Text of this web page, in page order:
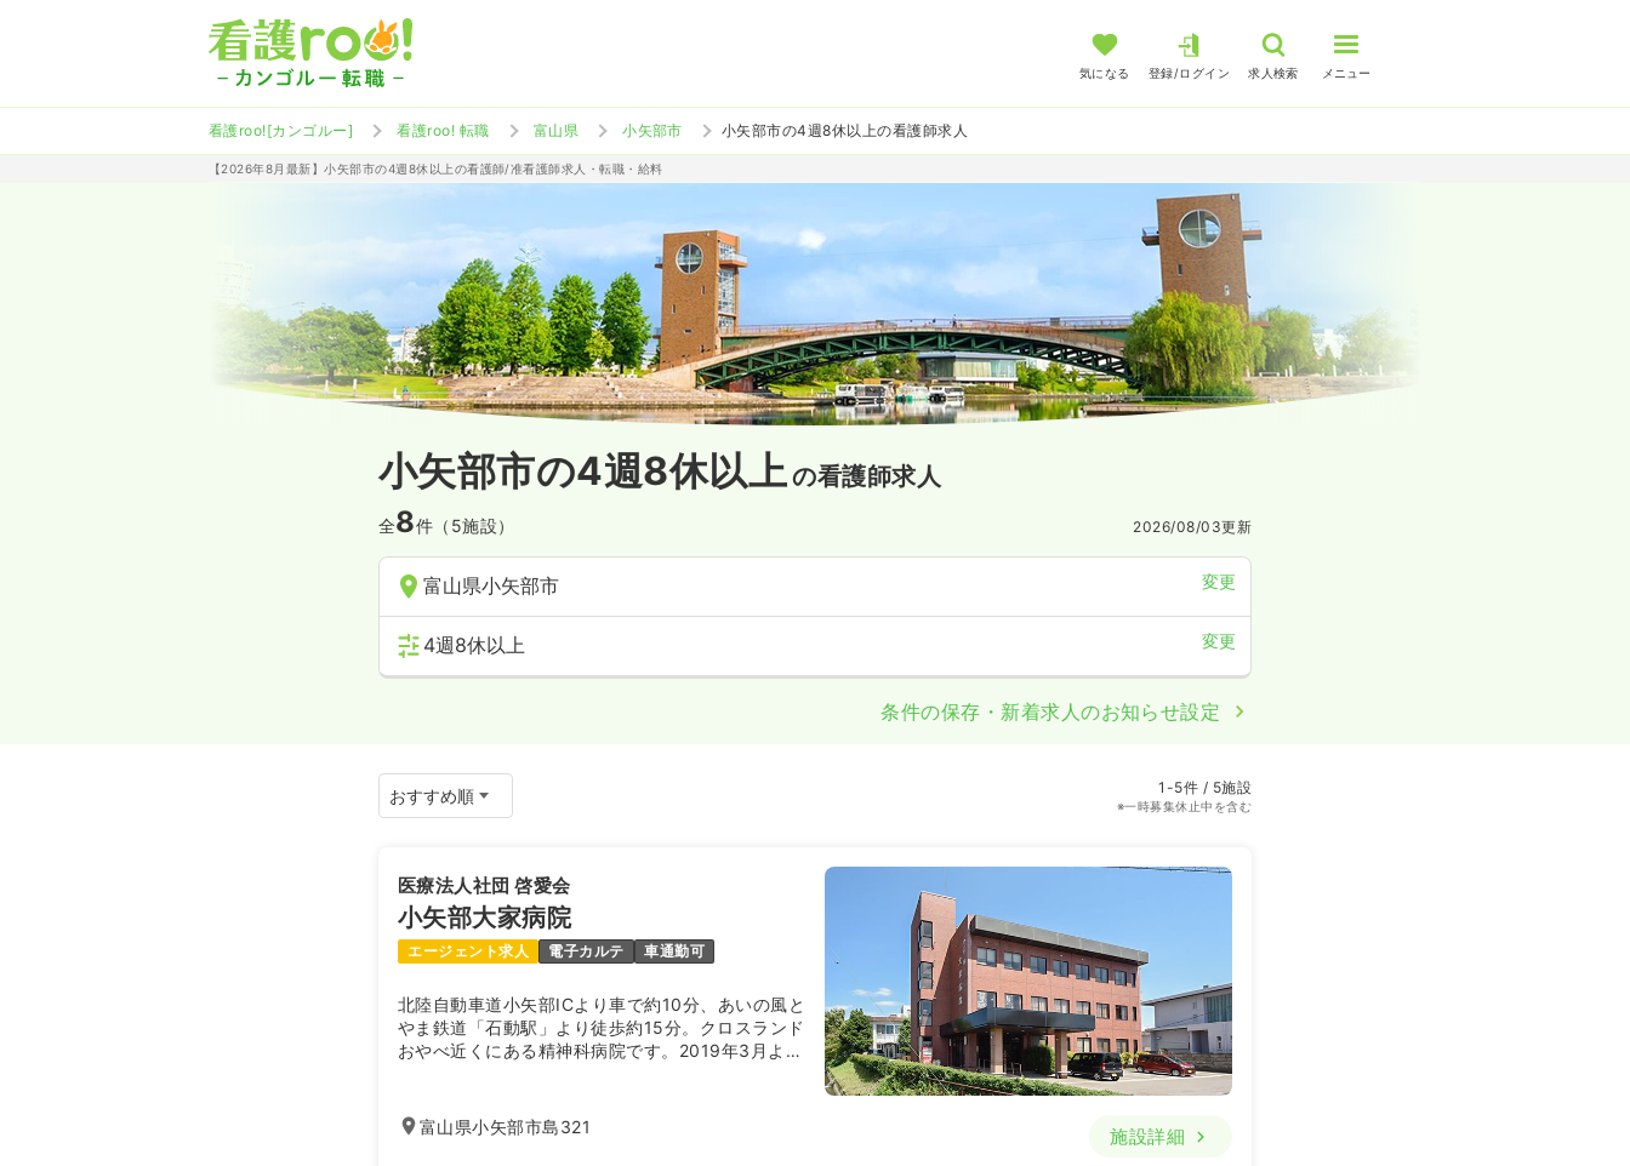
気になる 登録/ログイン 求人検索 メニュー
看護roo![カンゴルー] 看護roo! 転職 富山県 小矢部市 小矢部市の4週8休以上の看護師求人
【2026年8月最新】小矢部市の4週8休以上の看護師/准看護師求人・転職・給料
小矢部市の4週8休以上の看護師求人
全8件（5施設） 2026/08/03更新
富山県小矢部市 変更
4週8休以上 変更
条件の保存・新着求人のお知らせ設定
1-5件 / 5施設
※一時募集休止中を含む
医療法人社団 啓愛会
小矢部大家病院
エージェント求人 電子カルテ 車通勤可
北陸自動車道小矢部ICより車で約10分、あいの風と
やま鉄道「石動駅」より徒歩約15分。クロスランド
おやべ近くにある精神科病院です。2019年3月よ
います。
富山県小矢部市島321 施設詳細